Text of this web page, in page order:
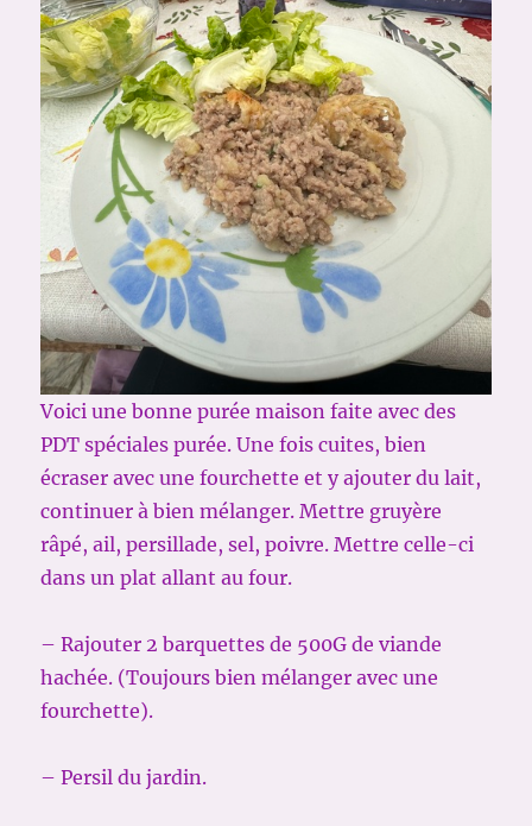
Voici une bonne purée maison faite avec des
PDT spéciales purée. Une fois cuites, bien
écraser avec une fourchette et y ajouter du lait,
continuer à bien mélanger. Mettre gruyère
râpé, ail, persillade, sel, poivre. Mettre celle-ci
dans un plat allant au four.
– Rajouter 2 barquettes de 500G de viande
hachée. (Toujours bien mélanger avec une
fourchette).
– Persil du jardin.